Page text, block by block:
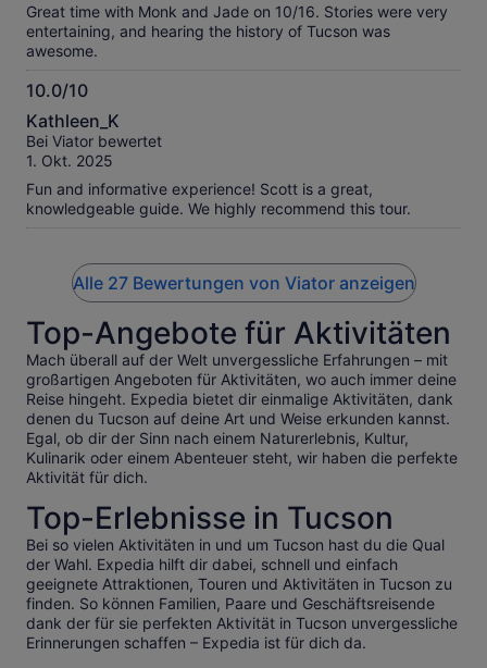
Great time with Monk and Jade on 10/16. Stories were very
entertaining, and hearing the history of Tucson was
awesome.
10.0/10
10.0
von
10
Kathleen_K
Bei Viator bewertet
1. Okt. 2025
Fun and informative experience! Scott is a great,
knowledgeable guide. We highly recommend this tour.
Alle 27 Bewertungen von Viator anzeigen
Top-Angebote für Aktivitäten
Mach überall auf der Welt unvergessliche Erfahrungen – mit
großartigen Angeboten für Aktivitäten, wo auch immer deine
Reise hingeht. Expedia bietet dir einmalige Aktivitäten, dank
denen du Tucson auf deine Art und Weise erkunden kannst.
Egal, ob dir der Sinn nach einem Naturerlebnis, Kultur,
Kulinarik oder einem Abenteuer steht, wir haben die perfekte
Aktivität für dich.
Top-Erlebnisse in Tucson
Bei so vielen Aktivitäten in und um Tucson hast du die Qual
der Wahl. Expedia hilft dir dabei, schnell und einfach
geeignete Attraktionen, Touren und Aktivitäten in Tucson zu
finden. So können Familien, Paare und Geschäftsreisende
dank der für sie perfekten Aktivität in Tucson unvergessliche
Erinnerungen schaffen – Expedia ist für dich da.